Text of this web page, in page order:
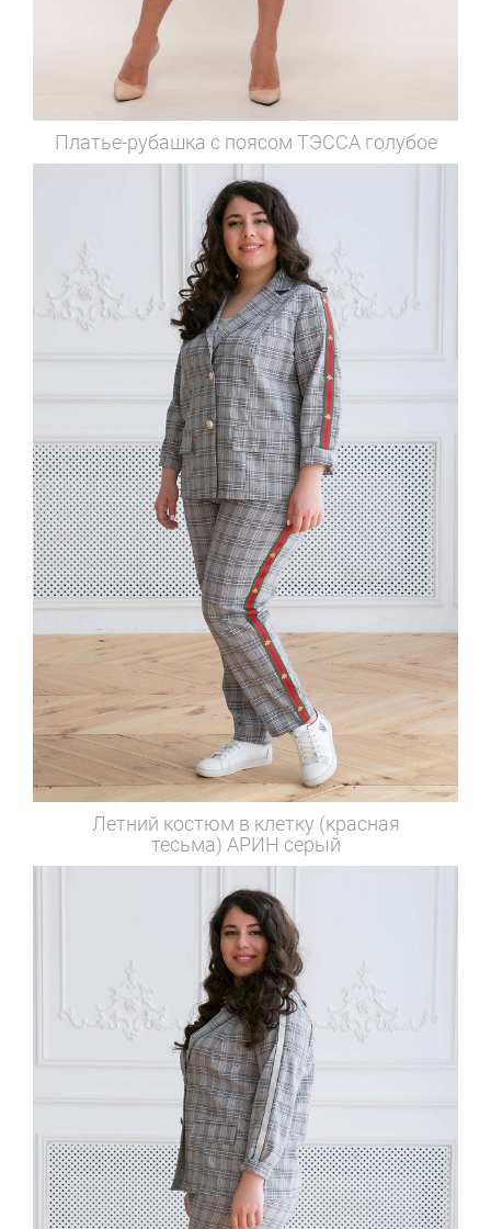
Платье-рубашка с поясом ТЭССА голубое
Летний костюм в клетку (красная
тесьма) АРИН серый